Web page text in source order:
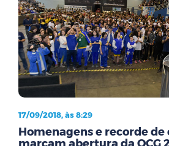
17/09/2018, às 8:29
Homenagens e recorde de